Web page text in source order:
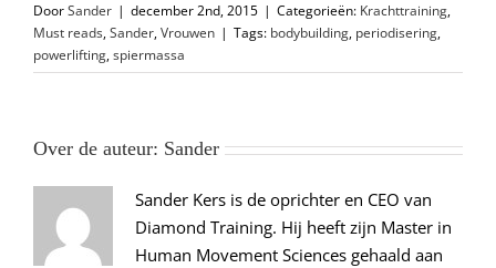
DoorSander | december 2nd, 2015 | Categorieën: Krachttraining,
Must reads,Sander,Vrouwen | Tags: bodybuilding, periodisering,
powerlifting,spiermassa
Over de auteur: Sander
Sander Kers is de oprichter en CEO van
Diamond Training. Hij heeft zijn Master in
Human Movement Sciences gehaald aan